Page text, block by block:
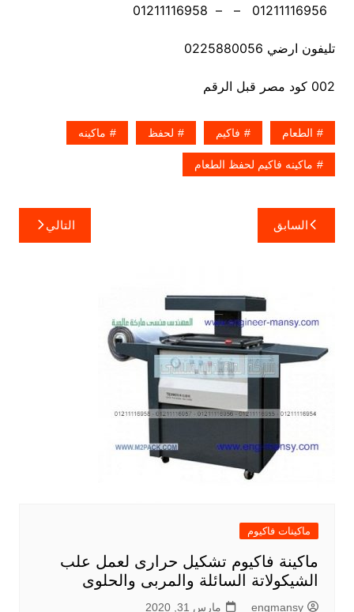
تليفون ارضي 0225880056
002 كود مصر قبل الرقم
الطعام فاكيم لحفظ ماكينه
ماكينه فاكيم لحفظ الطعام
تصفّح
المقالات
السابق التالي
ماكينات فاكيوم
ماكينة فاكيوم تشكيل حرارى لعمل علب
الشيكولاتة السائلة والمربى والحلوى
engmansy مارس 31, 2020